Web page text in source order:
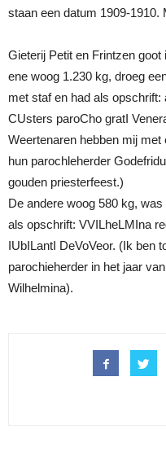
staan een datum 1909-1910.
Gieterij Petit en Frintzen
ene woog 1.230 kg, droeg
met staf en had als
CUsters paroCho gratI
Weertenaren hebben mij
hun parochleherder
gouden priesterfeest.)
De andere woog 580 kg,
als opschrift: VVILheLMIna
IUbILantI DeVoVeor. (Ik ben
parochieherder in het jaar
Wilhelmina).